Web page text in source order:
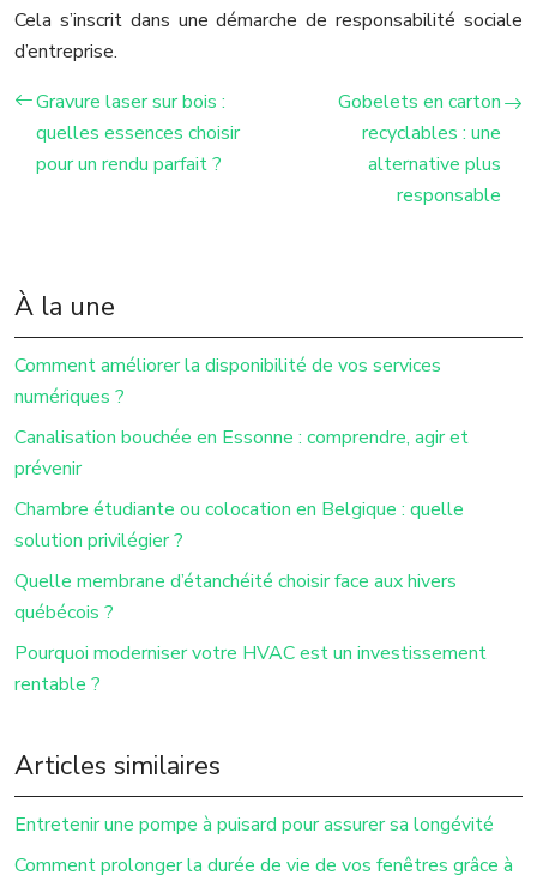
Cela s’inscrit dans une démarche de responsabilité sociale
d’entreprise.
Gravure laser sur bois :
quelles essences choisir
pour un rendu parfait ?
Gobelets en carton
recyclables : une
alternative plus
responsable
À la une
Comment améliorer la disponibilité de vos services
numériques ?
Canalisation bouchée en Essonne : comprendre, agir et
prévenir
Chambre étudiante ou colocation en Belgique : quelle
solution privilégier ?
Quelle membrane d’étanchéité choisir face aux hivers
québécois ?
Pourquoi moderniser votre HVAC est un investissement
rentable ?
Articles similaires
Entretenir une pompe à puisard pour assurer sa longévité
Comment prolonger la durée de vie de vos fenêtres grâce à